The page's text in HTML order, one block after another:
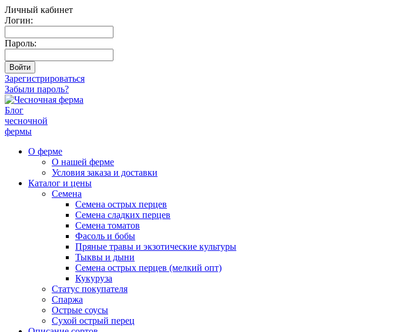
Личный кабинет
Логин:
Пароль:
Зарегистрироваться
Забыли пароль?
Блог
чесночной
фермы
О ферме
О нашей ферме
Условия заказа и доставки
Каталог и цены
Семена
Семена острых перцев
Семена сладких перцев
Семена томатов
Фасоль и бобы
Пряные травы и экзотические культуры
Тыквы и дыни
Семена острых перцев (мелкий опт)
Кукуруза
Статус покупателя
Спаржа
Острые соусы
Сухой острый перец